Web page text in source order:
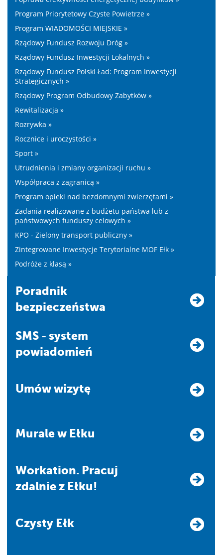
Program Priorytetowy Czyste Powietrze »
Program WIADOMOŚCI MIEJSKIE »
Rządowy Fundusz Rozwoju Dróg »
Rządowy Fundusz Inwestycji Lokalnych »
Rządowy Fundusz Polski Ład: Program Inwestycji
Strategicznych »
Rządowy Program Odbudowy Zabytków »
Rewitalizacja »
Rozrywka »
Rocznice i uroczystości »
Sport »
Utrudnienia i zmiany organizacji ruchu »
Współpraca z zagranicą »
Program opieki nad bezdomnymi zwierzętami »
Zadania realizowane z budżetu państwa lub z
państwowych funduszy celowych »
KPO - Zielony transport publiczny »
Zintegrowane Inwestycje Terytorialne MOF Ełk »
Podróże z klasą »
Poradnik
bezpieczeństwa
SMS - system
powiadomień
Umów wizytę
Murale w Ełku
Workation. Pracuj
zdalnie z Ełku!
Czysty Ełk